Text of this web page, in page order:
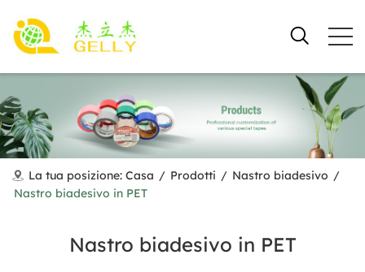
La tua posizione: Casa / Prodotti / Nastro biadesivo /
Nastro biadesivo in PET
Nastro biadesivo in PET